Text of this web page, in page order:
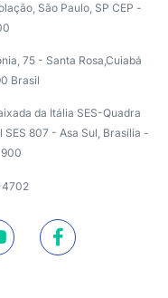
São Paulo, SP CEP -
75 - Santa Rosa,Cuiabá
Brasil
da Itália SES-Quadra
807 - Asa Sul, Brasília -
4702